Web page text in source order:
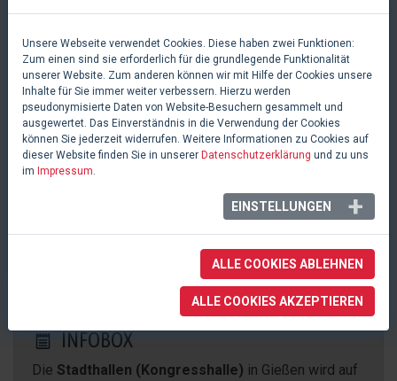
INFOBOX
Die Stadthallen (Kongresshalle) in Gießen wird auf
Stadthallen (Kongresshalle)
Unsere Webseite verwendet Cookies. Diese haben zwei Funktionen:
Zum einen sind sie erforderlich für die grundlegende Funktionalität
unserer Website. Zum anderen können wir mit Hilfe der Cookies unsere
Inhalte für Sie immer weiter verbessern. Hierzu werden
pseudonymisierte Daten von Website-Besuchern gesammelt und
ausgewertet. Das Einverständnis in die Verwendung der Cookies
können Sie jederzeit widerrufen. Weitere Informationen zu Cookies auf
dieser Website finden Sie in unserer Datenschutzerklärung und zu uns
im Impressum
EINSTELLUNGEN
ALLE COOKIES ABLEHNEN
ALLE COOKIES AKZEPTIEREN